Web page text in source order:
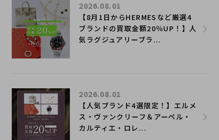
【8月1日からHERMESなど厳選4
ブランドの買取金額20％UP！】人
気ラグジュアリーブラ...
2026.08.01
【人気ブランド4選限定！】エルメ
ス・ヴァンクリーフ＆アーペル・
カルティエ・ロレ...
2026.08.01